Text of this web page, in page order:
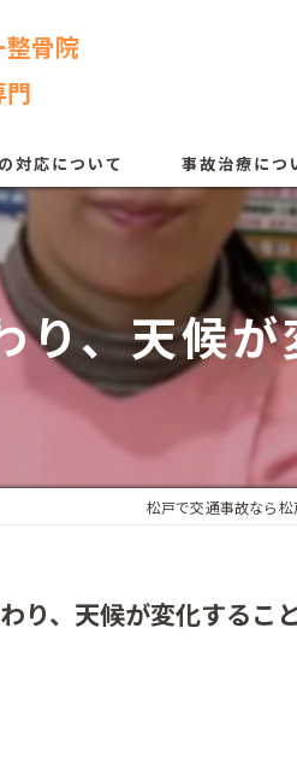
骨院
対応について 事故治療につ
り、天候
松戸で交通事故なら
り、天候が変化するこ